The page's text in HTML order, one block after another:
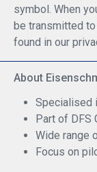
symbol. When
be transmitted
found in our
About
Specialised
Part of DFS
Wide range
Focus on